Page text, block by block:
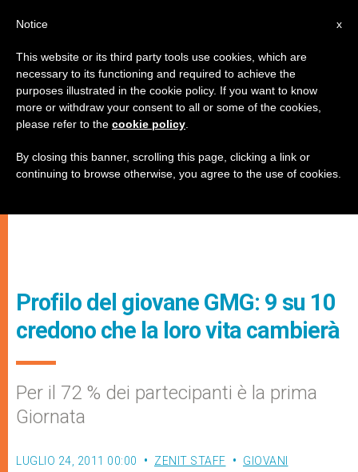
Profilo del giovane GMG: 9 su 10
credono che la loro vita cambierà
Per il 72 % dei partecipanti è la prima
Giornata
LUGLIO 24, 2011 00:00 ZENIT STAFF GIOVANI
x
Notice
This website or its third party tools use cookies, which are
necessary to its functioning and required to achieve the
purposes illustrated in the cookie policy. If you want to know
more or withdraw your consent to all or some of the cookies,
please refer to the cookie policy
By closing this banner, scrolling this page, clicking a link or
continuing to browse otherwise, you agree to the use of cookies.